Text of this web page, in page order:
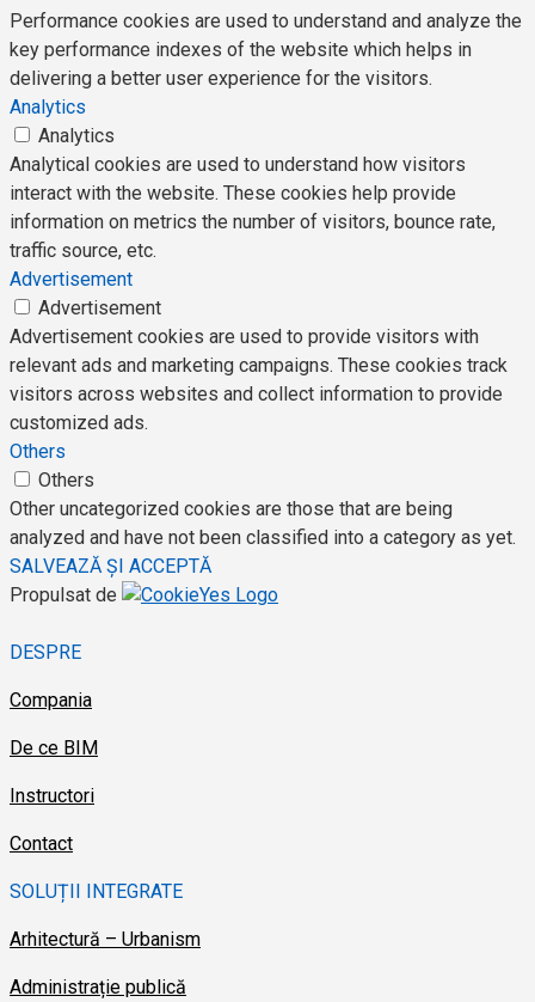
Performance cookies are used to understand and analyze the
key performance indexes of the website which helps in
delivering a better user experience for the visitors.
Analytics
Analytics
Analytical cookies are used to understand how visitors
interact with the website. These cookies help provide
information on metrics the number of visitors, bounce rate,
traffic source, etc.
Advertisement
Advertisement
Advertisement cookies are used to provide visitors with
relevant ads and marketing campaigns. These cookies track
visitors across websites and collect information to provide
customized ads.
Others
Others
Other uncategorized cookies are those that are being
analyzed and have not been classified into a category as yet.
SALVEAZĂ ȘI ACCEPTĂ
Propulsat de
DESPRE
Compania
De ce BIM
Instructori
Contact
SOLUȚII INTEGRATE
Arhitectură – Urbanism
Administrație publică